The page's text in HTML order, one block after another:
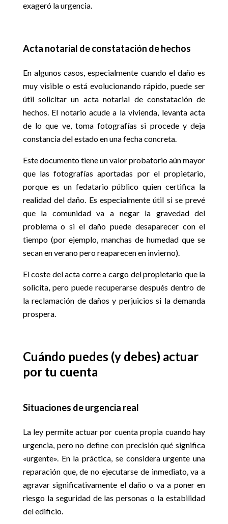
exageró la urgencia.
Acta notarial de constatación de hechos
En algunos casos, especialmente cuando el daño es
muy visible o está evolucionando rápido, puede ser
útil solicitar un acta notarial de constatación de
hechos. El notario acude a la vivienda, levanta acta
de lo que ve, toma fotografías si procede y deja
constancia del estado en una fecha concreta.
Este documento tiene un valor probatorio aún mayor
que las fotografías aportadas por el propietario,
porque es un fedatario público quien certifica la
realidad del daño. Es especialmente útil si se prevé
que la comunidad va a negar la gravedad del
problema o si el daño puede desaparecer con el
tiempo (por ejemplo, manchas de humedad que se
secan en verano pero reaparecen en invierno).
El coste del acta corre a cargo del propietario que la
solicita, pero puede recuperarse después dentro de
la reclamación de daños y perjuicios si la demanda
prospera.
Cuándo puedes (y debes) actuar
por tu cuenta
Situaciones de urgencia real
La ley permite actuar por cuenta propia cuando hay
urgencia, pero no define con precisión qué significa
«urgente». En la práctica, se considera urgente una
reparación que, de no ejecutarse de inmediato, va a
agravar significativamente el daño o va a poner en
riesgo la seguridad de las personas o la estabilidad
del edificio.